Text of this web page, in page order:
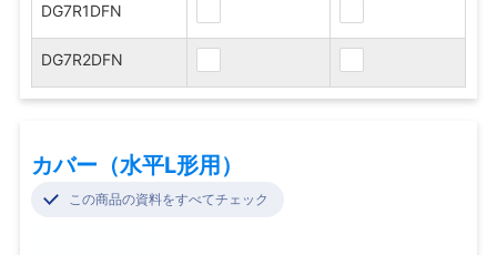
DG7R1DFN
DG7R2DFN
カバー（水平L形用）
この商品の資料をすべてチェック